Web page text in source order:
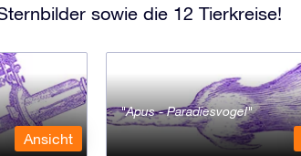
sowie die 12 Tierkreise!
Ansicht
Apus - Paradiesvogel